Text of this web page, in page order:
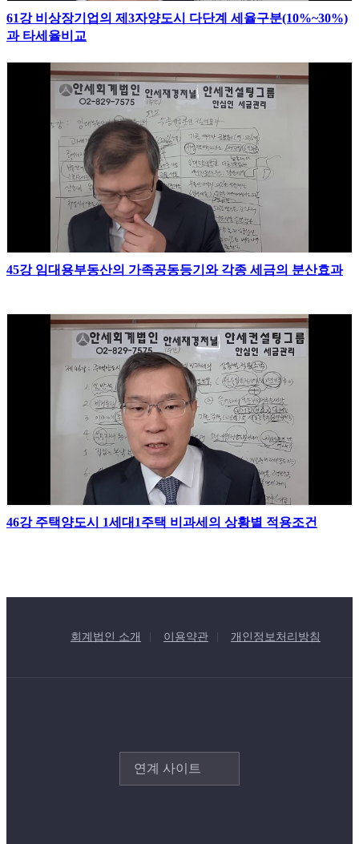
61강 비상장기업의 제3자양도시 다단계 세율구분(10%~30%)
과 타세율비교
45강 임대용부동산의 가족공동등기와 각종 세금의 분산효과
46강 주택양도시 1세대1주택 비과세의 상황별 적용조건
회계법인 소개 이용약관 개인정보처리방침
연계 사이트